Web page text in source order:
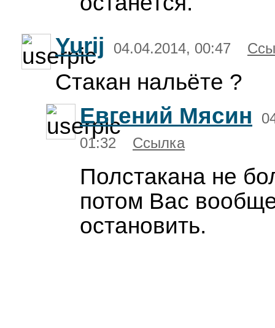
Yurij
04.04.2014, 00:47
Стакан нальёте ?
Евгений Мясин
01:32
Ссылка
Полстакана не
потом Вас
остановить.